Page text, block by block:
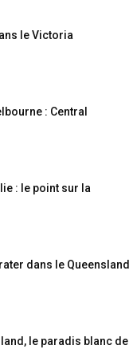
le Victoria
: Central
: le point sur la
dans le Queensland
le paradis blanc de